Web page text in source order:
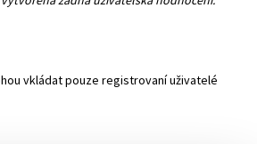
vkládat pouze registrovaní uživatelé